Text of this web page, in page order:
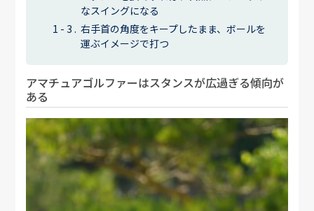
なスイングになる
右手首の角度をキープしたまま、ボールを
運ぶイメージで打つ
アマチュアゴルファーはスタンスが広過ぎる傾向が
ある